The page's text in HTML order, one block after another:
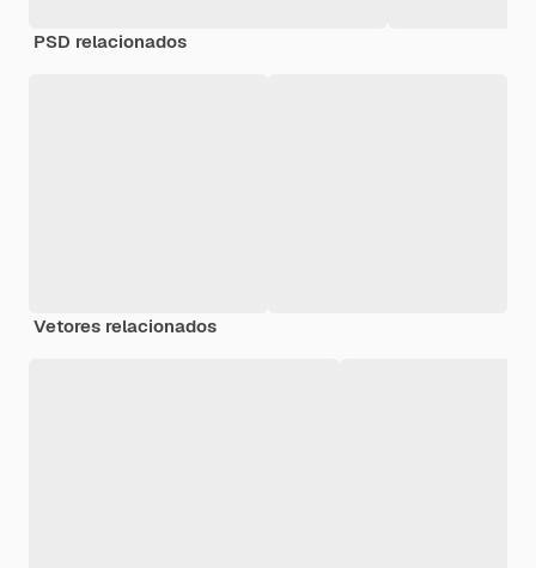
PSD relacionados
Vetores relacionados